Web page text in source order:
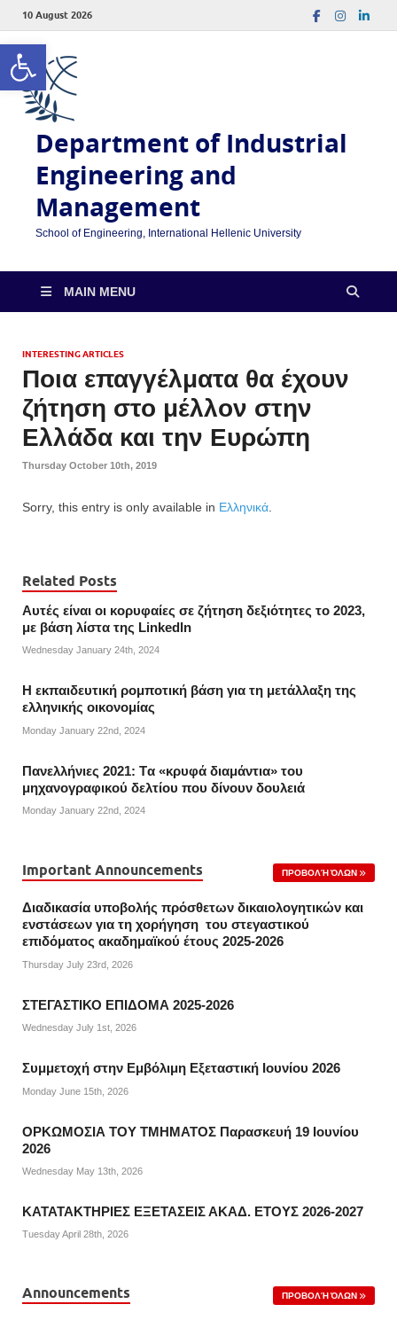
Open toolbar
10 August 2026
Department of Industrial
Engineering and
Management
School of Engineering, International Hellenic University
MAIN MENU
INTERESTING ARTICLES
Ποια επαγγέλματα θα έχουν
ζήτηση στο μέλλον στην
Ελλάδα και την Ευρώπη
Thursday October 10th, 2019
Sorry, this entry is only available in Ελληνικά
Related Posts
Αυτές είναι οι κορυφαίες σε ζήτηση δεξιότητες το 2023,
με βάση λίστα της Linkedln
Wednesday January 24th, 2024
Η εκπαιδευτική ρομποτική βάση για τη μετάλλαξη της
ελληνικής οικονομίας
Monday January 22nd, 2024
Πανελλήνιες 2021: Tα «κρυφά διαμάντια» του
μηχανογραφικού δελτίου που δίνουν δουλειά
Monday January 22nd, 2024
Important Announcements ΠΡΟΒΟΛΉ ΌΛΩΝ
Διαδικασία υποβολής πρόσθετων δικαιολογητικών και
ενστάσεων για τη χορήγηση του στεγαστικού
επιδόματος ακαδημαϊκού έτους 2025-2026
Thursday July 23rd, 2026
ΣΤΕΓΑΣΤΙΚΟ ΕΠΙΔΟΜΑ 2025-2026
Wednesday July 1st, 2026
Συμμετοχή στην Εμβόλιμη Εξεταστική Ιουνίου 2026
Monday June 15th, 2026
ΟΡΚΩΜΟΣΙΑ ΤΟΥ ΤΜΗΜΑΤΟΣ Παρασκευή 19 Ιουνίου
2026
Wednesday May 13th, 2026
ΚΑΤΑΤΑΚΤΗΡΙΕΣ ΕΞΕΤΑΣΕΙΣ ΑΚΑΔ. ΕΤΟΥΣ 2026-2027
Tuesday April 28th, 2026
Announcements ΠΡΟΒΟΛΉ ΌΛΩΝ